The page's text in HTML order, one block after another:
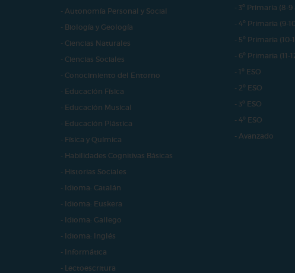
- Autonomía Personal y Social
- Biología y Geología
- Ciencias Naturales
- Ciencias Sociales
- Conocimiento del Entorno
- Educación Física
- Educación Musical
- Educación Plástica
- Física y Química
- Habilidades Cognitivas Básicas
- Historias Sociales
- Idioma: Catalán
- Idioma: Euskera
- Idioma: Gallego
- Idioma: Inglés
- Informática
- Lectoescritura
- 3º Primaria (8-9
- 4º Primaria (9-
- 5º Primaria (10-
- 6º Primaria (11-
- 1º ESO
- 2º ESO
- 3º ESO
- 4º ESO
- Avanzado